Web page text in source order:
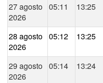
27 agosto
2026
05:11 13:25
28 agosto
2026
05:12 13:25
29 agosto
2026
05:14 13:24